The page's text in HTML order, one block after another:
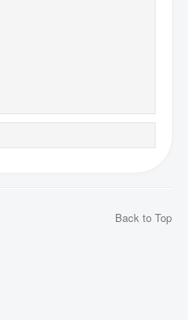
Back to Top